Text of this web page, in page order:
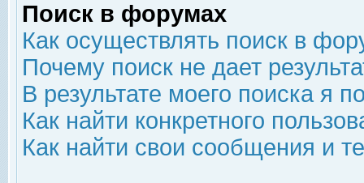
Поиск в форумах
Как осуществлять поиск в
Почему поиск не дает
В результате моего поиска я
Как найти конкретного
Как найти свои сообщения и